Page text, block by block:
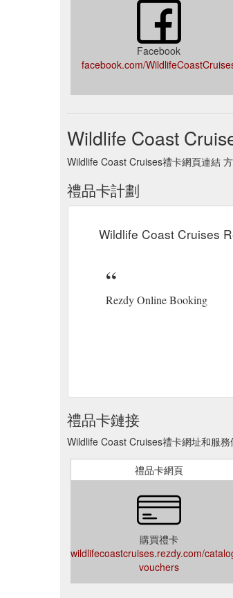
Facebook
facebook.com/
Wildlife Coast
Wildlife Coast Cruises禮卡網頁連結
禮品卡計劃
Wildlife Coast Cruises
Rezdy Online Booking
禮品卡鏈接
Wildlife Coast Cruises禮卡網址和服務
禮品卡網頁
購買禮卡
wildlifecoastcruises.rezdy.com/
vouchers